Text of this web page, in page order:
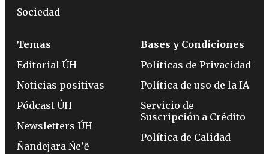
Sociedad
Temas
Editorial ÚH
Noticias positivas
Pódcast ÚH
Newsletters ÚH
Ñandejara Ñe’ẽ
Bases y Condiciones
Políticas de Privacidad
Política de uso de la IA
Servicio de
Suscripción a Crédito
Política de Calidad